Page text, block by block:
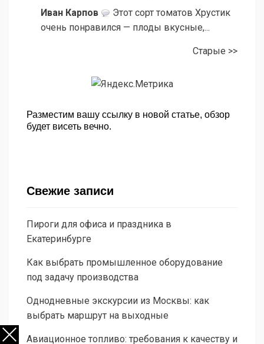
Иван Карпов
Этот сорт томатов Хрустик
очень понравился — плоды вкусные,...
Старые >>
Разместим вашу ссылку в новой статье, обзор
будет висеть вечно.
Свежие записи
Пироги для офиса и праздника в
Екатеринбурге
Как выбрать промышленное оборудование
под задачу производства
Однодневные экскурсии из Москвы: как
выбрать маршрут на выходные
Авиационное топливо: требования к качеству и